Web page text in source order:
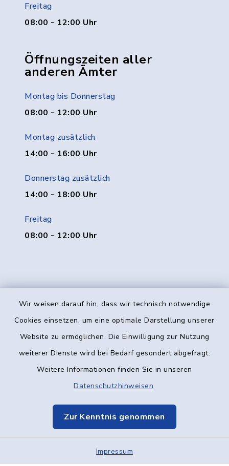
Wir weisen darauf hin, dass wir technisch notwendige
Cookies einsetzen, um eine optimale Darstellung unserer
Website zu ermöglichen. Die Einwilligung zur Nutzung
weiterer Dienste wird bei Bedarf gesondert abgefragt.
Weitere Informationen finden Sie in unseren
Datenschutzhinweisen.
Zur Kenntnis genommen
Impressum
Freitag
08:00 - 12:00 Uhr
Öffnungszeiten aller
anderen Ämter
Montag bis Donnerstag
08:00 - 12:00 Uhr
Montag zusätzlich
14:00 - 16:00 Uhr
Donnerstag zusätzlich
14:00 - 18:00 Uhr
Freitag
08:00 - 12:00 Uhr
Kontakt
Datenschutz
Elektronische Kommunikation
Sitemap